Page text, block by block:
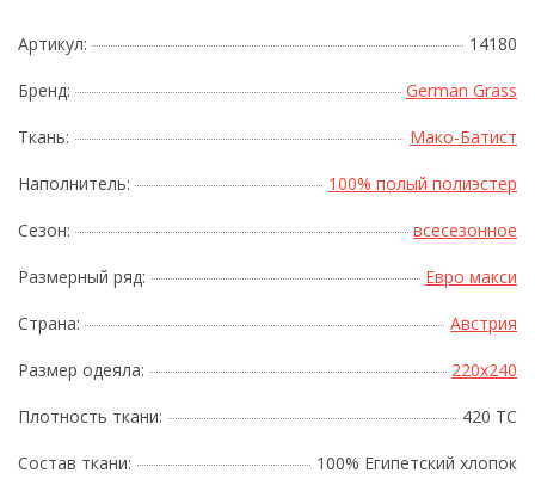
Артикул: 14180
Бренд: German Grass
Ткань: Мако-Батист
Наполнитель: 100% полый полиэстер
Сезон: всесезонное
Размерный ряд: Евро макси
Страна: Австрия
Размер одеяла: 220x240
Плотность ткани: 420 TC
Состав ткани: 100% Египетский хлопок